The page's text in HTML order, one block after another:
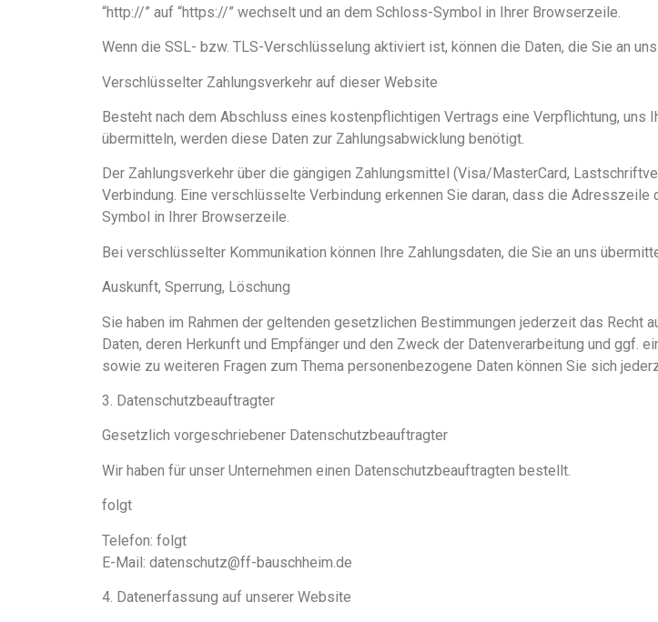
“http://” auf “https://” wechselt und an dem Schloss-Symbol in Ihrer Browserzeile.
Wenn die SSL- bzw. TLS-Verschlüsselung aktiviert ist, können die Daten, die Sie an
Verschlüsselter Zahlungsverkehr auf dieser Website
Besteht nach dem Abschluss eines kostenpflichtigen Vertrags eine Verpflichtung, uns
übermitteln, werden diese Daten zur Zahlungsabwicklung benötigt.
Der Zahlungsverkehr über die gängigen Zahlungsmittel (Visa/MasterCard,
Verbindung. Eine verschlüsselte Verbindung erkennen Sie daran, dass die
Symbol in Ihrer Browserzeile.
Bei verschlüsselter Kommunikation können Ihre Zahlungsdaten, die Sie an uns
Auskunft, Sperrung, Löschung
Sie haben im Rahmen der geltenden gesetzlichen Bestimmungen jederzeit das
Daten, deren Herkunft und Empfänger und den Zweck der Datenverarbeitung und ggf.
sowie zu weiteren Fragen zum Thema personenbezogene Daten können Sie sich
3. Datenschutzbeauftragter
Gesetzlich vorgeschriebener Datenschutzbeauftragter
Wir haben für unser Unternehmen einen Datenschutzbeauftragten bestellt.
folgt
Telefon: folgt
E-Mail: datenschutz@ff-bauschheim.de
4. Datenerfassung auf unserer Website